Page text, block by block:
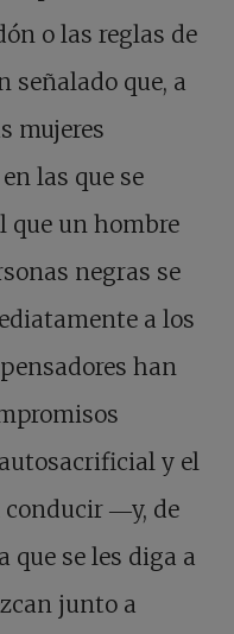
o las reglas de
señalado que, a
mujeres
las que se
que un hombre
negras se
a los
han
y el
conducir ―y, de
se les diga a
junto a